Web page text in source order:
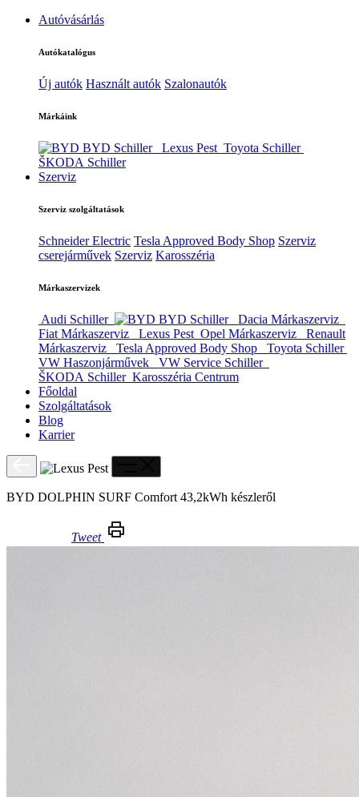
Autóvásárlás
Autókatalógus
Új autók Használt autók Szalonautók
Márkáink
BYD Schiller Lexus Pest Toyota Schiller
ŠKODA Schiller
Szerviz
Szerviz szolgáltatások
Schneider Electric Tesla Approved Body Shop Szerviz
cserejárművek Szerviz Karosszéria
Márkaszervizek
Audi Schiller BYD Schiller
Dacia Márkaszerviz
Fiat Márkaszerviz
Lexus Pest Opel Márkaszerviz
Renault
Márkaszerviz
Tesla Approved Body Shop
Toyota Schiller
VW Haszonjárművek
VW Service Schiller
ŠKODA Schiller Karosszéria Centrum
Főoldal
Szolgáltatások
Blog
Karrier
BYD DOLPHIN SURF Comfort 43,2kWh készleről
Tweet